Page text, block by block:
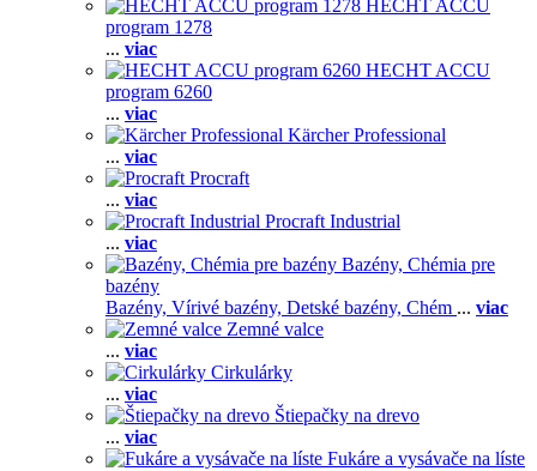
HECHT ACCU
program 1278
... viac
HECHT ACCU
program 6260
... viac
Kärcher Professional
... viac
Procraft
... viac
Procraft Industrial
... viac
Bazény, Chémia pre
bazény
Bazény, Vírivé bazény, Detské bazény, Chém ... viac
Zemné valce
... viac
Cirkulárky
... viac
Štiepačky na drevo
... viac
Fukáre a vysávače na líste